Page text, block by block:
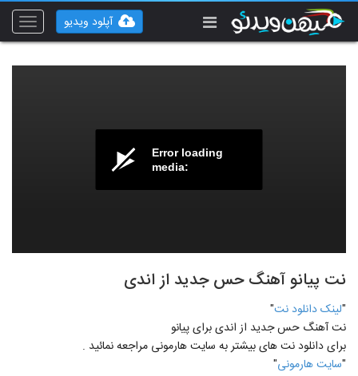
Toggle
آپلود ویدیو
Error loading
media:
نت پیانو آهنگ حس جدید از اندی
"لينک دانلود نت"
نت آهنگ حس جدید از اندی برای پيانو
برای دانلود نت های بيشتر به سايت هارمونی مراجعه نمائيد .
"سايت هارمونی"